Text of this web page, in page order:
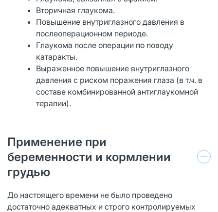
Вторичная глаукома.
Повышение внутриглазного давления в
послеоперационном периоде.
Глаукома после операции по поводу
катаракты.
Выраженное повышение внутриглазного
давления с риском поражения глаза (в т.ч. в
составе комбинированной антиглаукомной
терапии).
Применение при
беременности и кормлении
грудью
До настоящего времени не было проведено
достаточно адекватных и строго контролируемых